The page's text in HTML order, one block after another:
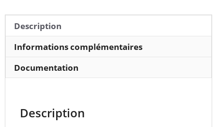
pour
un
Parfait
Description
Informations complémentaires
Documentation
Description